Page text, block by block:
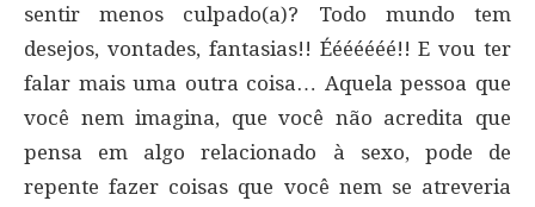
sentir menos culpado(a)? Todo mundo tem
desejos, vontades, fantasias!! Ééééééé!! E vou ter
falar mais uma outra coisa… Aquela pessoa que
você nem imagina, que você não acredita que
pensa em algo relacionado à sexo, pode de
repente fazer coisas que você nem se atreveria